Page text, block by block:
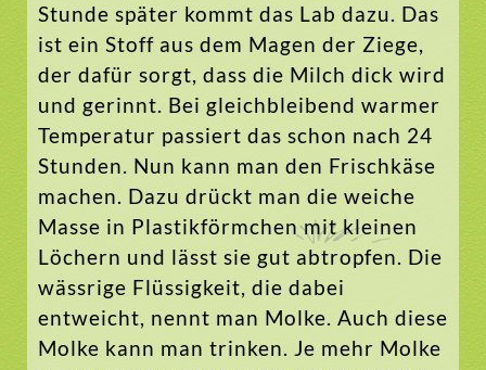
Stunde später kommt das Lab dazu. Das
ist ein Stoff aus dem Magen der Ziege,
der dafür sorgt, dass die Milch dick wird
und gerinnt. Bei gleichbleibend warmer
Temperatur passiert das schon nach 24
Stunden. Nun kann man den Frischkäse
machen. Dazu drückt man die weiche
Masse in Plastikförmchen mit kleinen
Löchern und lässt sie gut abtropfen. Die
wässrige Flüssigkeit, die dabei
entweicht, nennt man Molke. Auch diese
Molke kann man trinken. Je mehr Molke